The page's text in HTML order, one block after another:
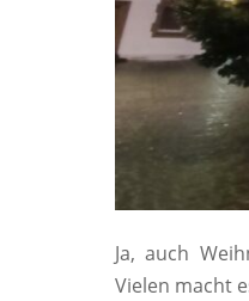
Ja, auch
Vielen macht